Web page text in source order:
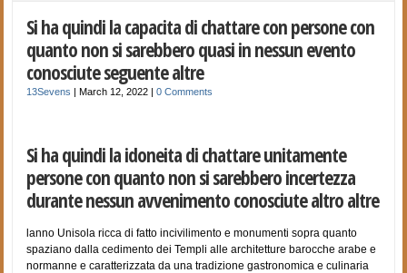
Si ha quindi la capacita di chattare con persone con
quanto non si sarebbero quasi in nessun evento
conosciute seguente altre
13Sevens |March 12, 2022 |0 Comments
Si ha quindi la idoneita di chattare unitamente
persone con quanto non si sarebbero incertezza
durante nessun avvenimento conosciute altro altre
lanno Unisola ricca di fatto incivilimento e monumenti sopra quanto
spaziano dalla cedimento dei Templi alle architetture barocche arabe e
normanne e caratterizzata da una tradizione gastronomica e culinaria